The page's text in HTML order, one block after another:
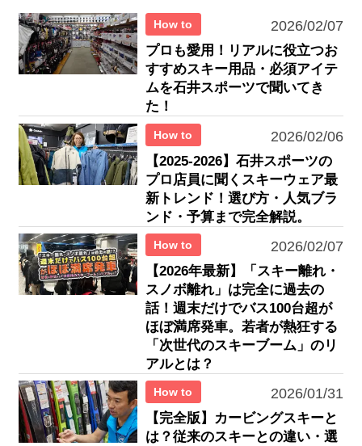
How to 2026/02/07
プロも愛用！リアルに役立つお
すすめスキー用品・必須アイテ
ムを石井スポーツで聞いてき
た！
How to 2026/02/06
【2025-2026】石井スポーツの
プロ店員に聞くスキーウェア最
新トレンド！選び方・人気ブラ
ンド・予算まで完全解説。
How to 2026/02/07
【2026年最新】「スキー離れ・
スノボ離れ」は完全に過去の
話！週末だけでバス100台超が
ほぼ満席発車。若者が熱狂する
「次世代のスキーブーム」のリ
アルとは？
How to 2026/01/31
【完全版】カービングスキーと
は？従来のスキーとの違い・選